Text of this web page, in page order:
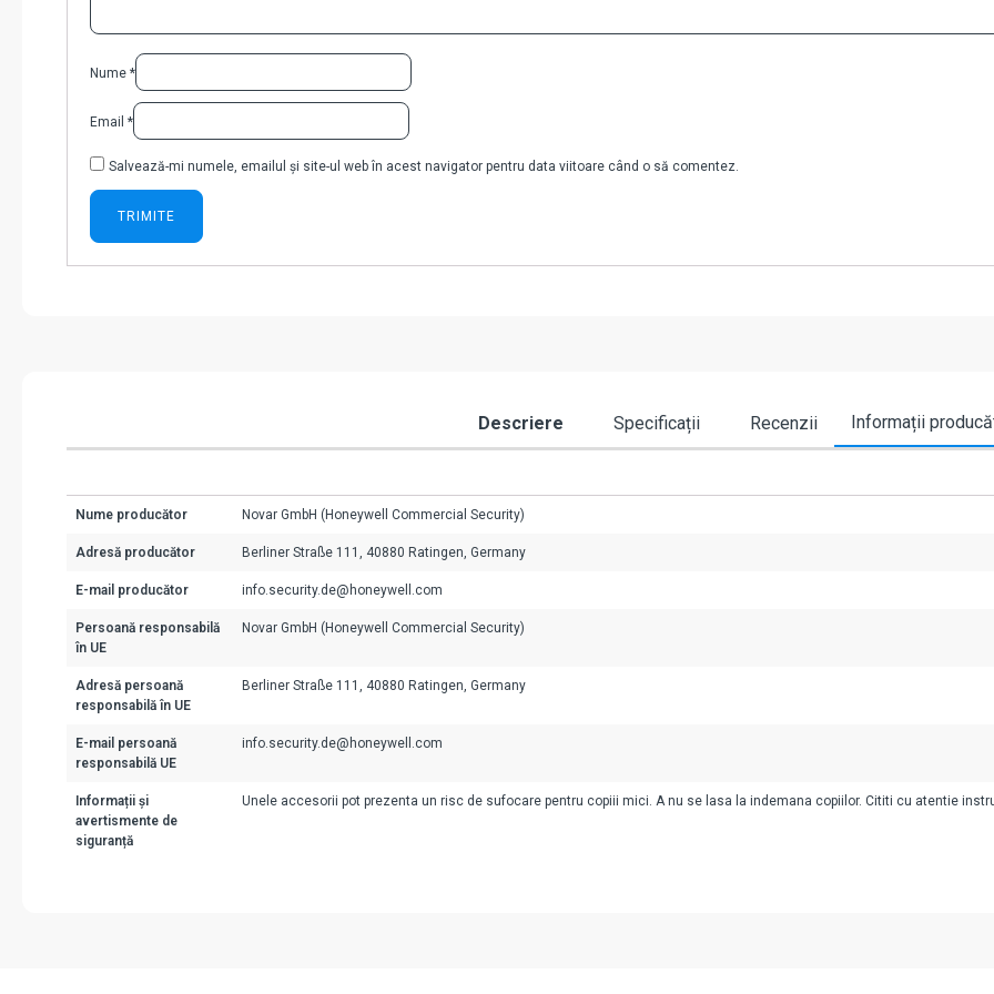
Nume *
Email *
Salvează-mi numele, emailul și site-ul web în acest navigator pentru data viitoare când o să comentez.
Descriere Specificații Recenzii Informații
Nume producător Novar GmbH (Honeywell Commercial Security)
Adresă producător Berliner Straße 111, 40880 Ratingen, Germany
E-mail producător info.security.de@honeywell.com
Persoană responsabilă
în UE
Novar GmbH (Honeywell Commercial Security)
Adresă persoană
responsabilă în UE
Berliner Straße 111, 40880 Ratingen, Germany
E-mail persoană
responsabilă UE
info.security.de@honeywell.com
Informații și
avertismente de
siguranță
Unele accesorii pot prezenta un risc de sufocare pentru copiii mici. A nu se lasa la indemana copiilor. Cititi cu atentie